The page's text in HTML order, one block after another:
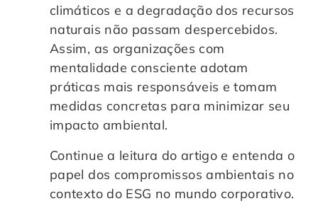
climáticos e a degradação dos recursos
naturais não passam despercebidos.
Assim, as organizações com
mentalidade consciente adotam
práticas mais responsáveis e tomam
medidas concretas para minimizar seu
impacto ambiental.
Continue a leitura do artigo e entenda o
papel dos compromissos ambientais no
contexto do ESG no mundo corporativo.